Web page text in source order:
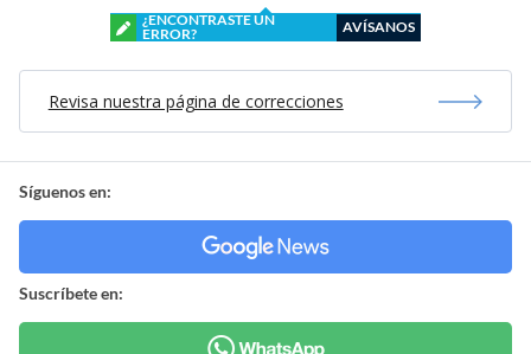
¿ENCONTRASTE UN
ERROR?
AVÍSANOS
Revisa nuestra página de correcciones
Síguenos en:
Suscríbete en: